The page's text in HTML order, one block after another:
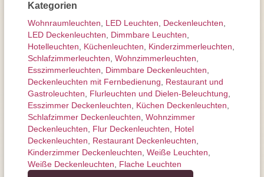
Kategorien
Wohnraum­leuchten LED Leuchten Decken­leuchten
LED Deckenleuchten
Dimmbare Leuchten
Hotelleuchten
Küchenleuchten Kinderzimmer­leuchten
Schlafzimmer­leuchten Wohnzimmer­leuchten
Esszimmer­­leuchten
Dimmbare Deckenleuchten
Deckenleuchten mit Fernbedienung
Restaurant und
Gastroleuchten
Flurleuchten und Dielen-Beleuchtung
Esszimmer Deckenleuchten
Küchen Deckenleuchten
Schlafzimmer Deckenleuchten Wohnzimmer
Deckenleuchten
Flur Deckenleuchten
Hotel
Deckenleuchten
Restaurant Deckenleuchten
Kinderzimmer Deckenleuchten Weiße Leuchten
Weiße Deckenleuchten
Flache Leuchten